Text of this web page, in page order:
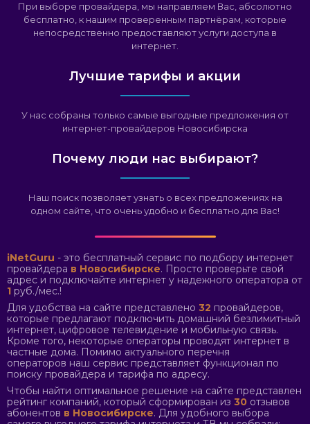
При выборе провайдера, мы направляем Вас, абсолютно
бесплатно, к нашим проверенным партнёрам, которые
непосредственно предоставляют услуги доступа в
интернет.
Лучшие тарифы и акции
У нас собраны только самые выгодные предложения от
интернет-провайдеров Новосибирска
Почему люди нас выбирают?
Наш поиск позволяет узнать о всех предложениях на
одном сайте, что очень удобно и бесплатно для Вас!
iNetGuru - это бесплатный сервис по подбору интернет
провайдера в Новосибирске. Просто проверьте свой
адрес и подключайте интернет у надежного оператора от
1 руб./мес.!
Для удобства на сайте представлено 32 провайдеров,
которые предлагают подключить домашний безлимитный
интернет, цифровое телевидение и мобильную связь.
Кроме того, некоторые операторы проводят интернет в
частные дома. Помимо актуального перечня
операторов наш сервис представляет функционал по
поиску провайдера и тарифа по адресу.
Чтобы найти оптимальное решение на сайте представлен
рейтинг компаний, который сформирован из 30 отзывов
абонентов в Новосибирске. Для удобного выбора